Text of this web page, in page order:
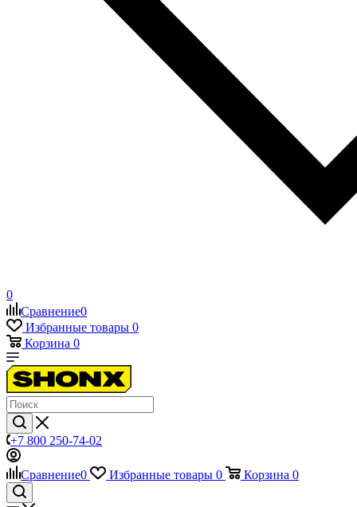
0
Сравнение0
Избранные товары 0
Корзина 0
+7 800 250-74-02
Сравнение0 Избранные товары 0 Корзина 0